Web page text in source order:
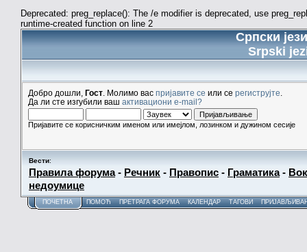
Deprecated: preg_replace(): The /e modifier is deprecated, use
runtime-created function on line 2
Српски
Srpski
Добро дошли, Гост . Молимо вас пријавите се или се региструјте
Да ли сте изгубили ваш активациони e-mail?
Пријавите се корисничким именом или имејлом, лозинком и дужином сесије
Вести:
Правила форума- Речник - Правопис - Граматика-
недоумице
ПОЧЕТНА ПОМОЋ ПРЕТРАГА ФОРУМА КАЛЕНДАР ТАГОВИ